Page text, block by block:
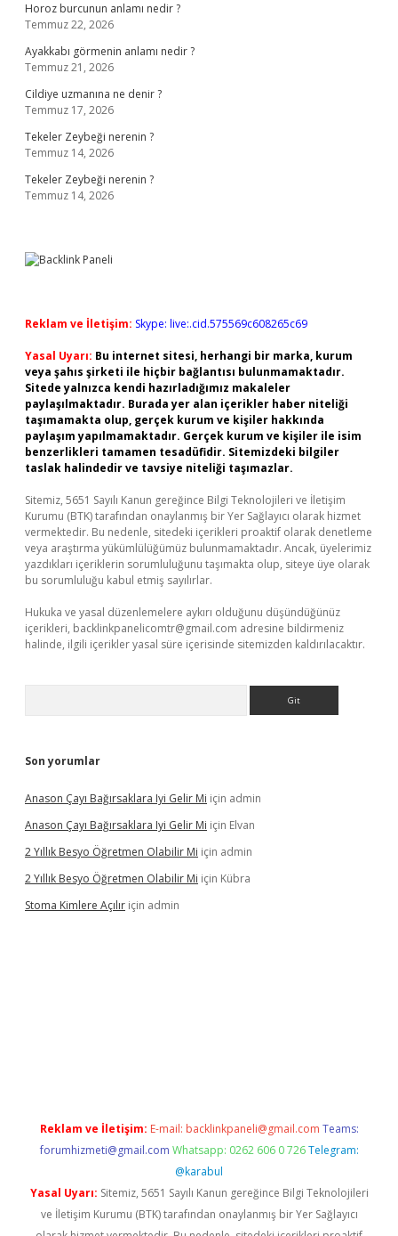
Horoz burcunun anlamı nedir ?
Temmuz 22, 2026
Ayakkabı görmenin anlamı nedir ?
Temmuz 21, 2026
Cildiye uzmanına ne denir ?
Temmuz 17, 2026
Tekeler Zeybeği nerenin ?
Temmuz 14, 2026
Tekeler Zeybeği nerenin ?
Temmuz 14, 2026
Reklam ve İletişim: Skype: live:.cid.575569c608265c69
Yasal Uyarı: Bu internet sitesi, herhangi bir marka, kurum
veya şahıs şirketi ile hiçbir bağlantısı bulunmamaktadır.
Sitede yalnızca kendi hazırladığımız makaleler
paylaşılmaktadır. Burada yer alan içerikler haber niteliği
taşımamakta olup, gerçek kurum ve kişiler hakkında
paylaşım yapılmamaktadır. Gerçek kurum ve kişiler ile isim
benzerlikleri tamamen tesadüfidir. Sitemizdeki bilgiler
taslak halindedir ve tavsiye niteliği taşımazlar.
Sitemiz, 5651 Sayılı Kanun gereğince Bilgi Teknolojileri ve İletişim
Kurumu (BTK) tarafından onaylanmış bir Yer Sağlayıcı olarak hizmet
vermektedir. Bu nedenle, sitedeki içerikleri proaktif olarak denetleme
veya araştırma yükümlülüğümüz bulunmamaktadır. Ancak, üyelerimiz
yazdıkları içeriklerin sorumluluğunu taşımakta olup, siteye üye olarak
bu sorumluluğu kabul etmiş sayılırlar.
Hukuka ve yasal düzenlemelere aykırı olduğunu düşündüğünüz
içerikleri, backlinkpanelicomtr@gmail.com adresine bildirmeniz
halinde, ilgili içerikler yasal süre içerisinde sitemizden kaldırılacaktır.
Son yorumlar
Anason Çayı Bağırsaklara Iyi Gelir Mi için admin
Anason Çayı Bağırsaklara Iyi Gelir Mi için Elvan
2 Yıllık Besyo Öğretmen Olabilir Mi için admin
2 Yıllık Besyo Öğretmen Olabilir Mi için Kübra
Stoma Kimlere Açılır için admin
Reklam ve İletişim: E-mail: backlinkpaneli@gmail.com Teams:
forumhizmeti@gmail.com Whatsapp: 0262 606 0 726 Telegram:
@karabul
Yasal Uyarı: Sitemiz, 5651 Sayılı Kanun gereğince Bilgi Teknolojileri
ve İletişim Kurumu (BTK) tarafından onaylanmış bir Yer Sağlayıcı